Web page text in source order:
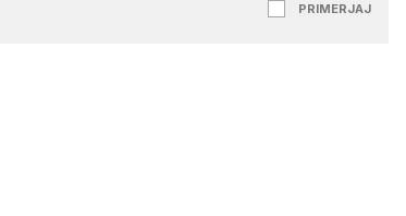
PRIMERJAJ